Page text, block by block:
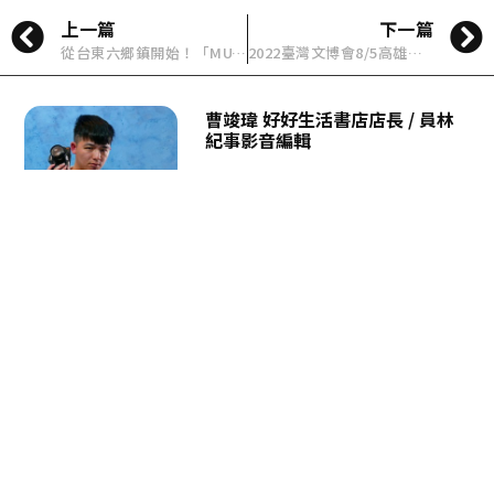
上一篇
從台東六鄉鎮開始！「MUJI 無印良品移動服務車」開跑
下一篇
2022臺灣文博會8/5高雄開展！群島共振，體驗至上，我們都是這座島的形狀
曹竣瑋 好好生活書店店長 / 員林
紀事影音編輯